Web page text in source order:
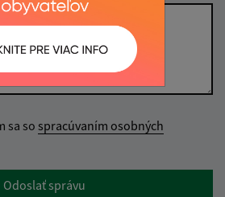
sa so spracúvaním osobných
Odoslať správu